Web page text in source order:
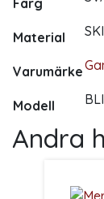
Material
Varumärke
Modell
Andra